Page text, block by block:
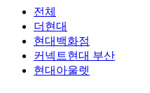
전체
더현대
현대백화점
커넥트현대 부산
현대아울렛